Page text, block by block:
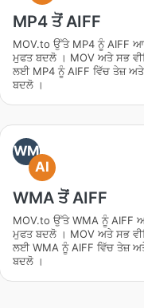
MP4 ਤੋਂ AIFF
MOV.to ਉੱਤੇ MP4 ਨੂੰ AIFF
ਮੁਫਤ ਬਦਲੋ । MOV ਅਤੇ ਸਭ
ਲਈ MP4 ਨੂੰ AIFF ਵਿੱਚ ਤੇਜ਼
ਬਦਲੋ ।
WM
AI
WMA ਤੋਂ AIFF
MOV.to ਉੱਤੇ WMA ਨੂੰ AIFF
ਮੁਫਤ ਬਦਲੋ । MOV ਅਤੇ ਸਭ
ਲਈ WMA ਨੂੰ AIFF ਵਿੱਚ ਤੇਜ਼
ਬਦਲੋ ।